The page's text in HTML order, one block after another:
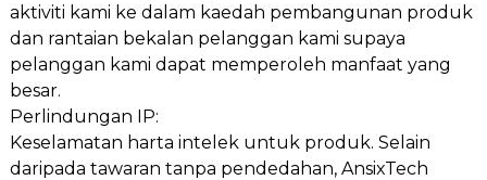
aktiviti kami ke dalam kaedah pembangunan produk
dan rantaian bekalan pelanggan kami supaya
pelanggan kami dapat memperoleh manfaat yang
besar.
Perlindungan IP:
Keselamatan harta intelek untuk produk. Selain
daripada tawaran tanpa pendedahan, AnsixTech